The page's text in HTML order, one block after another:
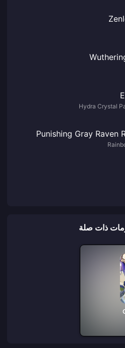
Hydra Crystal
Punishing Gray Raven